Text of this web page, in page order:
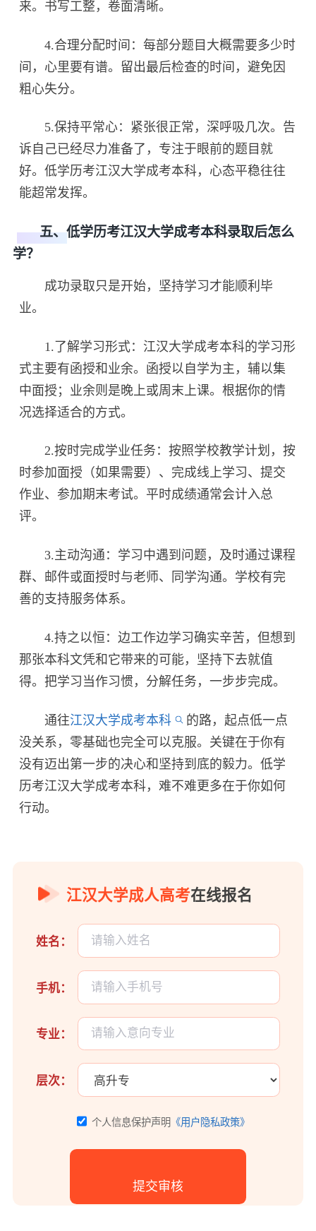
来。书写工整，卷面清晰。
4.合理分配时间：每部分题目大概需要多少时
间，心里要有谱。留出最后检查的时间，避免因
粗心失分。
5.保持平常心：紧张很正常，深呼吸几次。告
诉自己已经尽力准备了，专注于眼前的题目就
好。低学历考江汉大学成考本科，心态平稳往往
能超常发挥。
五、低学历考江汉大学成考本科录取后怎么
学？
成功录取只是开始，坚持学习才能顺利毕
业。
1.了解学习形式：江汉大学成考本科的学习形
式主要有函授和业余。函授以自学为主，辅以集
中面授；业余则是晚上或周末上课。根据你的情
况选择适合的方式。
2.按时完成学业任务：按照学校教学计划，按
时参加面授（如果需要）、完成线上学习、提交
作业、参加期末考试。平时成绩通常会计入总
评。
3.主动沟通：学习中遇到问题，及时通过课程
群、邮件或面授时与老师、同学沟通。学校有完
善的支持服务体系。
4.持之以恒：边工作边学习确实辛苦，但想到
那张本科文凭和它带来的可能，坚持下去就值
得。把学习当作习惯，分解任务，一步步完成。
通往江汉大学成考本科
的路，起点低一点
没关系，零基础也完全可以克服。关键在于你有
没有迈出第一步的决心和坚持到底的毅力。低学
历考江汉大学成考本科，难不难更多在于你如何
行动。
江汉大学成人高考在线报名
姓名：
手机：
专业：
层次：
个人信息保护声明 《用户隐私政策》